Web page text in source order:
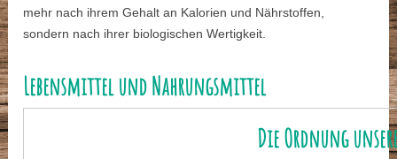
mehr nach ihrem Gehalt an Kalorien und Nährstoffen,
sondern nach ihrer biologischen Wertigkeit.
Lebensmittel und Nahrungsmittel
Die Ordnung